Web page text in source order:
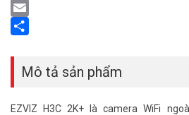
LinkedIn
Email
Mô tả sản phẩm
EZVIZ H3C 2K+ là camera WiFi